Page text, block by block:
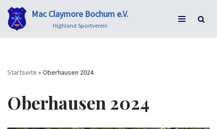
Zum
Inhalt
Mac Claymore Bochum e.V.
Highland Sportverein
Startseite » Oberhausen 2024
Oberhausen 2024